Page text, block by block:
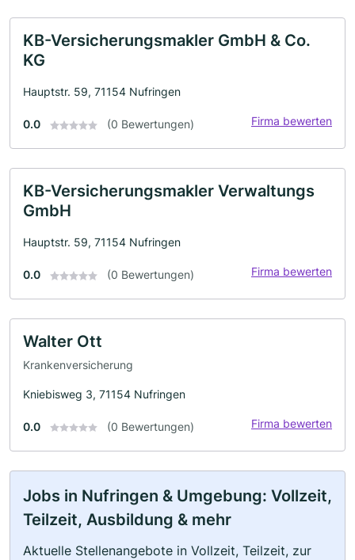
KB-Versicherungsmakler GmbH & Co.
KG
Hauptstr. 59, 71154 Nufringen
0.0 (0 Bewertungen) Firma bewerten
KB-Versicherungsmakler Verwaltungs
GmbH
Hauptstr. 59, 71154 Nufringen
0.0 (0 Bewertungen) Firma bewerten
Walter Ott
Krankenversicherung
Kniebisweg 3, 71154 Nufringen
0.0 (0 Bewertungen) Firma bewerten
Jobs in Nufringen & Umgebung: Vollzeit,
Teilzeit, Ausbildung & mehr
Aktuelle Stellenangebote in Vollzeit, Teilzeit, zur